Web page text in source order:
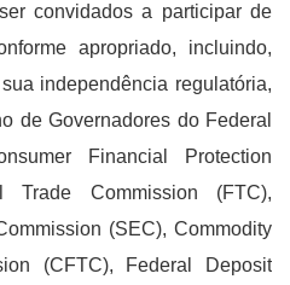
convidados a participar de
apropriado, incluindo,
independência regulatória,
de Governadores do Federal
Financial Protection
Trade Commission (FTC),
(SEC), Commodity
(CFTC), Federal Deposit